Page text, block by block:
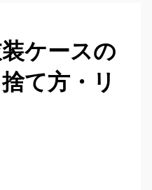
ケースの
て方・リ